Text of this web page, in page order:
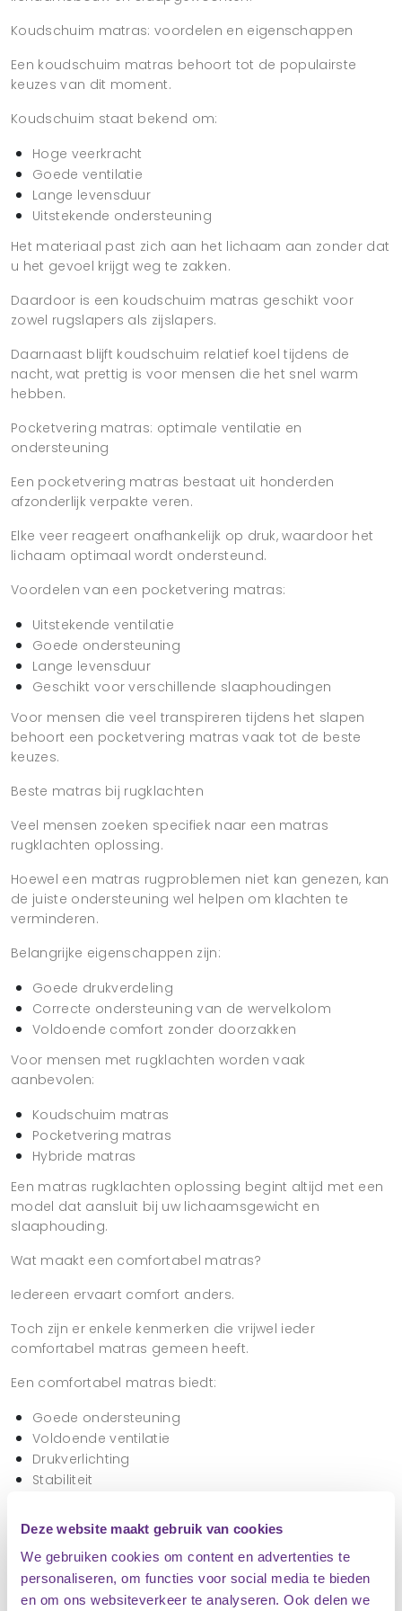
Deze website maakt gebruik van cookies
We gebruiken cookies om content en advertenties te
personaliseren, om functies voor social media te bieden
en om ons websiteverkeer te analyseren. Ook delen we
Koudschuim matras: voordelen en eigenschappen
Een koudschuim matras behoort tot de populairste
keuzes van dit moment.
Koudschuim staat bekend om:
Hoge veerkracht
Goede ventilatie
Lange levensduur
Uitstekende ondersteuning
Het materiaal past zich aan het lichaam aan zonder dat
u het gevoel krijgt weg te zakken.
Daardoor is een koudschuim matras geschikt voor
zowel rugslapers als zijslapers.
Daarnaast blijft koudschuim relatief koel tijdens de
nacht, wat prettig is voor mensen die het snel warm
hebben.
Pocketvering matras: optimale ventilatie en
ondersteuning
Een pocketvering matras bestaat uit honderden
afzonderlijk verpakte veren.
Elke veer reageert onafhankelijk op druk, waardoor het
lichaam optimaal wordt ondersteund.
Voordelen van een pocketvering matras:
Uitstekende ventilatie
Goede ondersteuning
Lange levensduur
Geschikt voor verschillende slaaphoudingen
Voor mensen die veel transpireren tijdens het slapen
behoort een pocketvering matras vaak tot de beste
keuzes.
Beste matras bij rugklachten
Veel mensen zoeken specifiek naar een matras
rugklachten oplossing.
Hoewel een matras rugproblemen niet kan genezen, kan
de juiste ondersteuning wel helpen om klachten te
verminderen.
Belangrijke eigenschappen zijn:
Goede drukverdeling
Correcte ondersteuning van de wervelkolom
Voldoende comfort zonder doorzakken
Voor mensen met rugklachten worden vaak
aanbevolen:
Koudschuim matras
Pocketvering matras
Hybride matras
Een matras rugklachten oplossing begint altijd met een
model dat aansluit bij uw lichaamsgewicht en
slaaphouding.
Wat maakt een comfortabel matras?
Iedereen ervaart comfort anders.
Toch zijn er enkele kenmerken die vrijwel ieder
comfortabel matras gemeen heeft.
Een comfortabel matras biedt:
Goede ondersteuning
Voldoende ventilatie
Drukverlichting
Stabiliteit
Wanneer een matras deze eigenschappen combineert,
ontstaat een optimale slaapervaring.
Veel mensen verwarren comfort met zachtheid. Een
matras hoeft echter niet extreem zacht te zijn om